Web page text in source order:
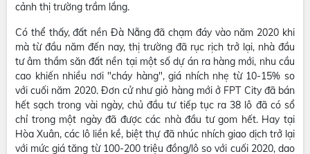
cảnh thị trường trầm lắng.
Có thể thấy, đất nền Đà Nẵng đã chạm đáy vào năm 2020 khi
mà từ đầu năm đến nay, thị trường đã rục rịch trở lại, nhà đầu
tư âm thầm săn đất nền tại một số dự án ra hàng mới, nhu cầu
cao khiến nhiều nơi "cháy hàng", giá nhích nhẹ từ 10-15% so
với cuối năm 2020. Đơn cử như giỏ hàng mới ở FPT City đã bán
hết sạch trong vài ngày, chủ đầu tư tiếp tục ra 38 lô đã có sổ
chỉ trong một ngày đã được các nhà đầu tư gom hết. Hay tại
Hòa Xuân, các lô liền kề, biệt thự đã nhúc nhích giao dịch trở lại
với mức giá tăng từ 100-200 triệu đồng/lô so với cuối 2020, dao